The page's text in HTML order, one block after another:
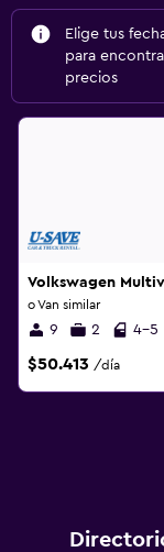
Elige tus
para
precios
Volkswagen
o Van similar
9 2 4-5
$50.413 /día